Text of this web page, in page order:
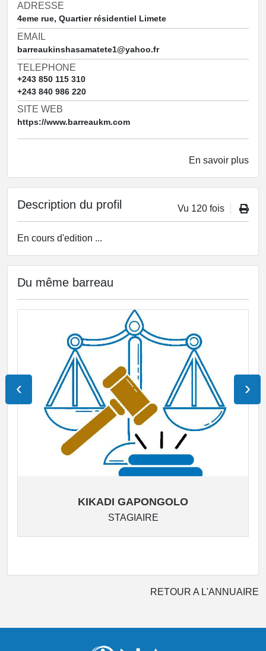
ADRESSE
4eme rue, Quartier résidentiel Limete
EMAIL
barreaukinshasamatete1@yahoo.fr
TELEPHONE
+243 850 115 310
+243 840 986 220
SITE WEB
https://www.barreaukm.com
En savoir plus
Description du profil Vu 120 fois
En cours d'edition ...
Du même barreau
KIKADI GAPONGOLO
STAGIAIRE
‹ ›
RETOUR A L'ANNUAIRE